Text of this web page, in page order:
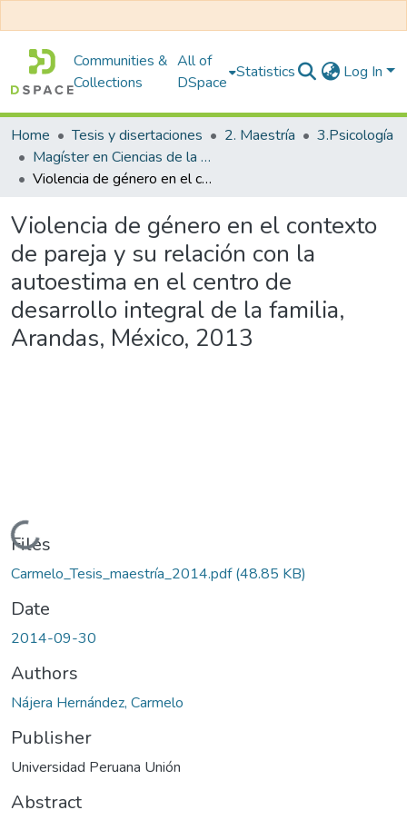
Communities &
Collections
All of
DSpace
Statistics Log In
Home Tesis y disertaciones 2. Maestría
3.Psicología
Magíster en Ciencias de la Familia con Mención en Terapia Familiar
Violencia de género en el contexto de pareja y su relación con la autoestima en el centro de desarrollo integral de la familia, Arandas, México, 2013
Violencia de género en el contexto
de pareja y su relación con la
autoestima en el centro de
desarrollo integral de la familia,
Arandas, México, 2013
Loading...
Files
Carmelo_Tesis_maestría_2014.pdf(48.85 KB)
Date
2014-09-30
Authors
Nájera Hernández, Carmelo
Publisher
Universidad Peruana Unión
Abstract